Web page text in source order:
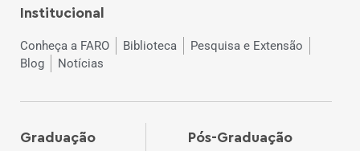
Institucional
Conheça a FARO Biblioteca
Pesquisa e Extensão
Blog
Notícias
Graduação Pós-Graduação